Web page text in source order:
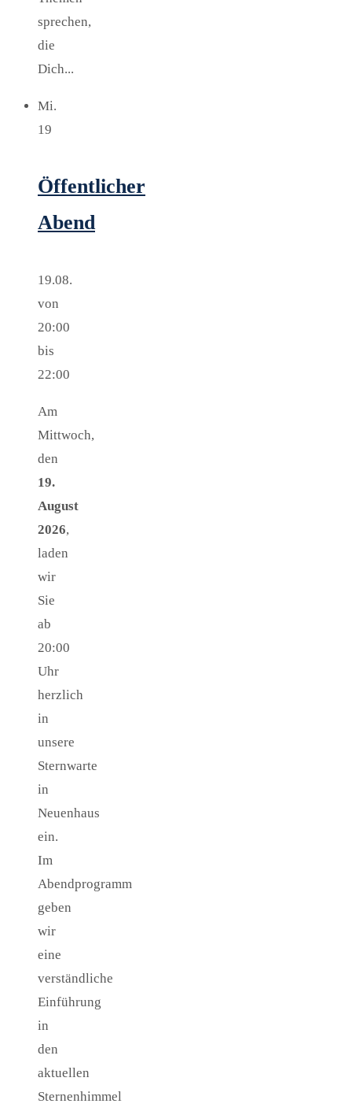
sprechen,
die
Dich...
Mi.
19
Öffentlicher
Abend
19.08.
von
20:00
bis
22:00
Am
Mittwoch,
den
19.
August
2026,
laden
wir
Sie
ab
20:00
Uhr
herzlich
in
unsere
Sternwarte
in
Neuenhaus
ein.
Im
Abendprogramm
geben
wir
eine
verständliche
Einführung
in
den
aktuellen
Sternenhimmel